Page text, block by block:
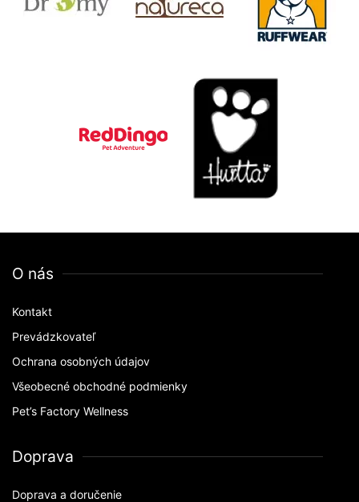
O nás
Kontakt
Prevádzkovateľ
Ochrana osobných údajov
Všeobecné obchodné podmienky
Pet’s Factory Wellness
Doprava
Doprava a doručenie